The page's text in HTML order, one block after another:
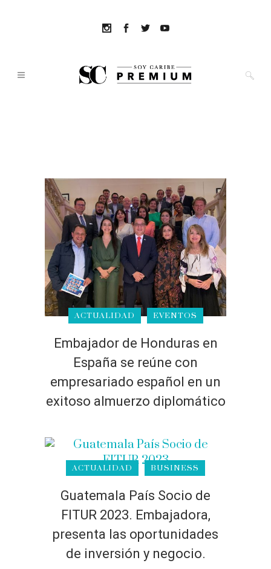
ACTUALIDAD EVENTOS
Embajador de Honduras en
España se reúne con
empresariado español en un
exitoso almuerzo diplomático
ACTUALIDAD BUSINESS
Guatemala País Socio de
FITUR 2023. Embajadora,
presenta las oportunidades
de inversión y negocio.